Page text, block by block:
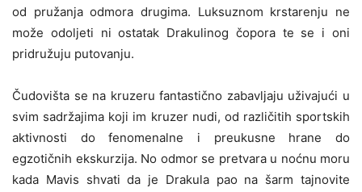
od pružanja odmora drugima. Luksuznom krstarenju ne
može odoljeti ni ostatak Drakulinog čopora te se i oni
pridružuju putovanju.
Čudovišta se na kruzeru fantastično zabavljaju uživajući u
svim sadržajima koji im kruzer nudi, od različitih sportskih
aktivnosti do fenomenalne i preukusne hrane do
egzotičnih ekskurzija. No odmor se pretvara u noćnu moru
kada Mavis shvati da je Drakula pao na šarm tajnovite